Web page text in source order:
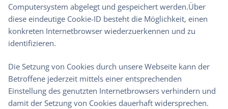
Computersystem abgelegt und gespeichert werden.Über
diese eindeutige Cookie-ID besteht die Möglichkeit, einen
konkreten Internetbrowser wiederzuerkennen und zu
identifizieren.
Die Setzung von Cookies durch unsere Webseite kann der
Betroffene jederzeit mittels einer entsprechenden
Einstellung des genutzten Internetbrowsers verhindern und
damit der Setzung von Cookies dauerhaft widersprechen.